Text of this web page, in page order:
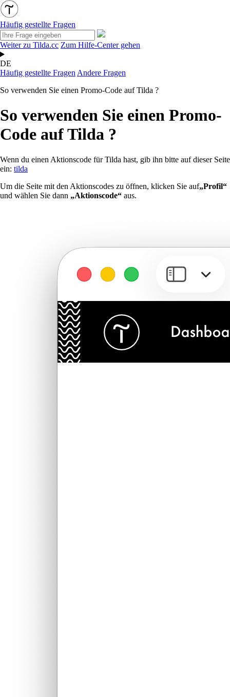
Häufig gestellte Fragen
Weiter zu Tilda.cc Zum Hilfe-Center gehen
DE
Häufig gestellte Fragen Andere Fragen
So verwenden Sie einen Promo-Code auf Tilda ?
So verwenden Sie einen Promo-
Code auf Tilda ?
Wenn du einen Aktionscode für Tilda hast, gib ihn bitte auf dieser Seite
ein: tilda
Um die Seite mit den Aktionscodes zu öffnen, klicken Sie auf„Profil“
und wählen Sie dann „Aktionscode“ aus.